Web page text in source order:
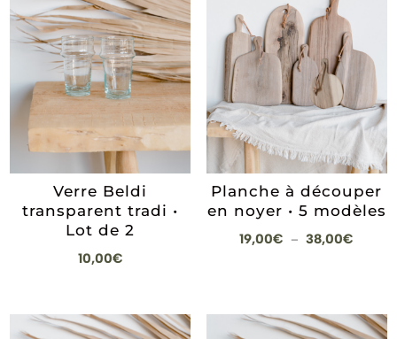
Verre Beldi
transparent tradi •
Lot de 2
10,00€
Planche à découper
en noyer • 5 modèles
19,00€ – 38,00€
à